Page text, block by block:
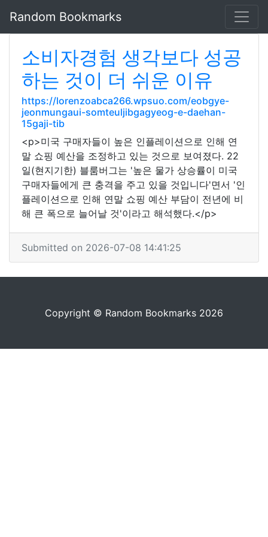
Random Bookmarks
소비자경험 생각보다 성공
하는 것이 더 쉬운 이유
https://lorenzoabca266.wpsuo.com/eobgye-
jeonmungaui-somteuljibgagyeog-e-daehan-
15gaji-tib
<p>미국 구매자들이 높은 인플레이션으로 인해 연
말 쇼핑 예산을 조정하고 있는 것으로 보여졌다. 22
일(현지기한) 블룸버그는 '높은 물가 상승률이 미국
구매자들에게 큰 충격을 주고 있을 것입니다'면서 '인
플레이션으로 인해 연말 쇼핑 예산 부담이 전년에 비
해 큰 폭으로 늘어날 것'이라고 해석했다.</p>
Submitted on 2026-07-08 14:41:25
Copyright © Random Bookmarks 2026